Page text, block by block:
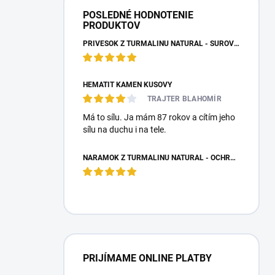
POSLEDNÉ HODNOTENIE
PRODUKTOV
PRÍVESOK Z TURMALÍNU NATURAL - SUROVÝ NEOPRACOVANÝ KAMEŇ
HEMATIT KAMEŇ KUSOVÝ
TRAJTER BLAHOMÍR
Má to sílu. Ja mám 87 rokov a cítím jeho
sílu na duchu i na tele.
NÁRAMOK Z TURMALÍNU NATURAL - OCHRANNÝ KAMEŇ
PRIJÍMAME ONLINE PLATBY